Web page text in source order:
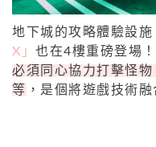
地下城的攻略體驗設施
X」 也在4樓重磅登場！
必須同心協力打擊怪
等 ，是個將遊戲技術